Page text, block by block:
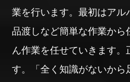
業を行います。最初はア
品渡しなど簡単な作業か
ん作業を任せていきます
す。「全く知識がないから